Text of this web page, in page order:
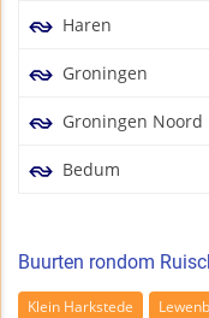
Haren
Groningen
Groningen Noord
Bedum
Buurten rondom
Klein Harkstede